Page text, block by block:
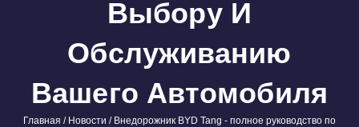
Выбору И
Обслуживанию
Вашего Автомобиля
Главная / Новости / Внедорожник BYD Tang - полное руководство по